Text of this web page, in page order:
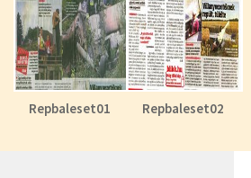
Repbaleset01 Repbaleset02